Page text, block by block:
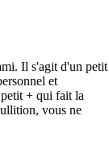
Il s'agit d'un petit
et
+ qui fait la
vous ne